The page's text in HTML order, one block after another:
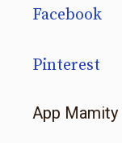
Facebook
Pinterest
App Mamity